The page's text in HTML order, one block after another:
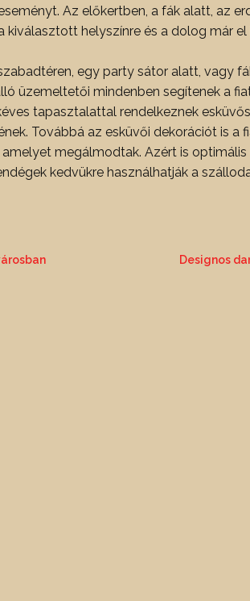
Az előkertben, a fák alatt, az
helyszínre és a dolog már el
egy party sátor alatt, vagy
üzemeltetői mindenben segítenek a
tapasztalattal rendelkeznek
Továbbá az esküvői dekorációt is a
megálmodtak. Azért is
kedvükre használhatják a
Designos